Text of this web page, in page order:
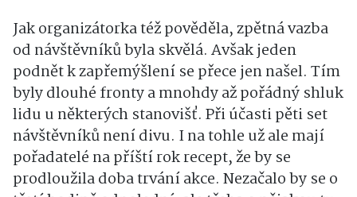
Jak organizátorka též pověděla, zpětná vazba
od návštěvníků byla skvělá. Avšak jeden
podnět k zapřemýšlení se přece jen našel. Tím
byly dlouhé fronty a mnohdy až pořádný shluk
lidu u některých stanovišť. Při účasti pěti set
návštěvníků není divu. I na tohle už ale mají
pořadatelé na příští rok recept, že by se
prodloužila doba trvání akce. Nezačalo by se o